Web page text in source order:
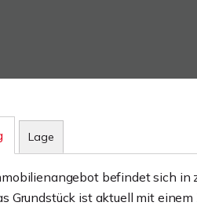
Lage
befindet sich
Grundstück ist aktuell mit